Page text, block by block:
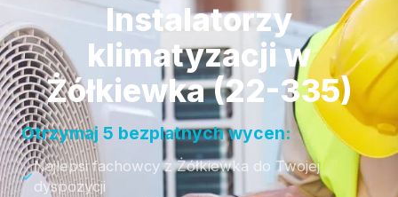
Instalatorzy
klimatyzacji w
Żółkiewka (22-335)
Otrzymaj 5 bezplatnych wycen:
Najlepsi fachowcy z Żółkiewka do Twojej
dyspozycji